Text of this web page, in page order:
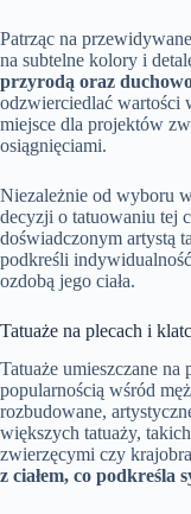
Patrząc na
na subtelne kolory i
przyrodą oraz
odzwierciedlać wartości
miejsce dla projektów
osiągnięciami.
Niezależnie od wyboru
decyzji o tatuowaniu tej
doświadczonym artystą
podkreśli
ozdobą jego ciała.
Tatuaże na plecach i
Tatuaże umieszczane
popularnością wśród
rozbudowane,
większych tatuaży,
zwierzęcymi czy
z ciałem, co podkreśla